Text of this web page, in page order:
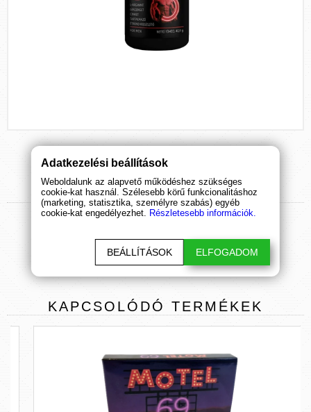
TERMÉK ÉRTÉKELÉSEK
KAPCSOLÓDÓ TERMÉKEK
Adatkezelési beállítások
Weboldalunk az alapvető működéshez szükséges
cookie-kat használ. Szélesebb körű funkcionalitáshoz
(marketing, statisztika, személyre szabás) egyéb
cookie-kat engedélyezhet. Részletesebb információk.
BEÁLLÍTÁSOK ELFOGADOM